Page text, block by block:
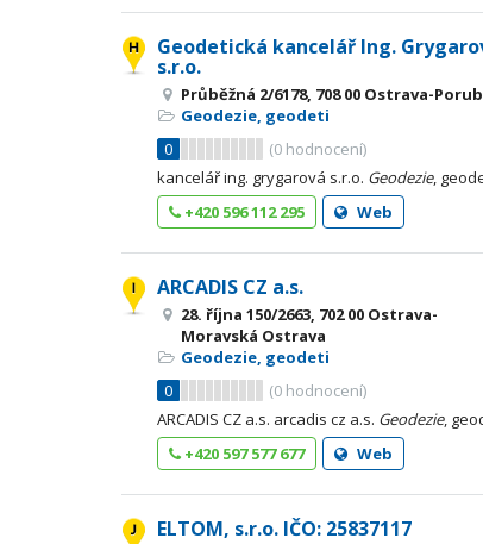
Geodetická kancelář Ing.
s.r.o.
Průběžná 2/6178, 708 00 Ostrava-
Geodezie, geodeti
0
(0 hodnocení)
kancelář ing. grygarová s.r.o. Geodezie,
+420 596 112 295
Web
ARCADIS CZ a.s.
28. října 150/2663, 702 00 Ostrava-
Moravská Ostrava
Geodezie, geodeti
0
(0 hodnocení)
ARCADIS CZ a.s. arcadis cz a.s. Geodezie,
+420 597 577 677
Web
ELTOM, s.r.o. IČO: 25837117